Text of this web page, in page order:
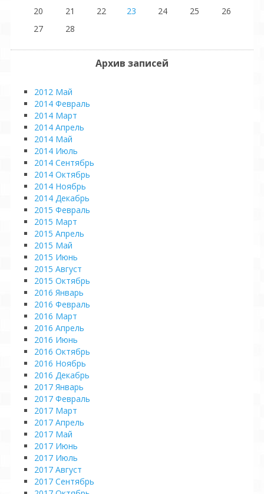
20
21 22 23 24 25
26
27
28
Архив записей
2012 Май
2014 Февраль
2014 Март
2014 Апрель
2014 Май
2014 Июль
2014 Сентябрь
2014 Октябрь
2014 Ноябрь
2014 Декабрь
2015 Февраль
2015 Март
2015 Апрель
2015 Май
2015 Июнь
2015 Август
2015 Октябрь
2016 Январь
2016 Февраль
2016 Март
2016 Апрель
2016 Июнь
2016 Октябрь
2016 Ноябрь
2016 Декабрь
2017 Январь
2017 Февраль
2017 Март
2017 Апрель
2017 Май
2017 Июнь
2017 Июль
2017 Август
2017 Сентябрь